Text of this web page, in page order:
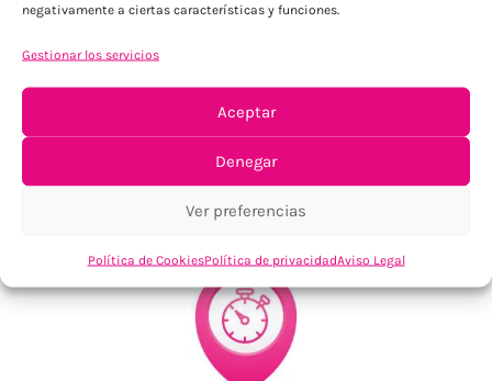
negativamente a ciertas características y funciones.
Gestionar los servicios
Aceptar
Denegar
Ver preferencias
Política de CookiesPolítica de privacidadAviso Legal
TU SATISFACCIÓN = LA NUESTRA
Tu confianza, nuestro objetivo